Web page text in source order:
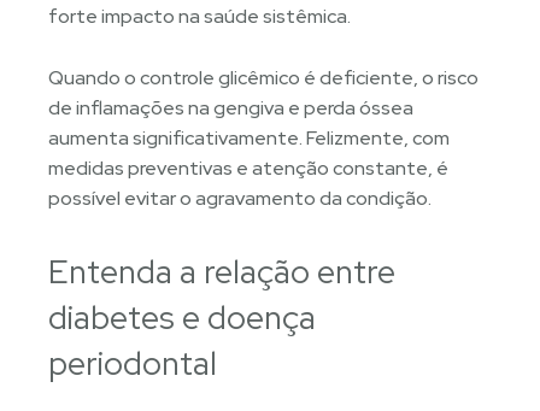
forte impacto na saúde sistêmica.
Quando o controle glicêmico é deficiente, o risco
de inflamações na gengiva e perda óssea
aumenta significativamente. Felizmente, com
medidas preventivas e atenção constante, é
possível evitar o agravamento da condição.
Entenda a relação entre
diabetes e doença
periodontal